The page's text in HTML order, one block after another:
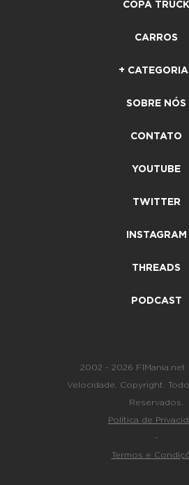
COPA TRUCK
CARROS
+
SOBRE NÓS
CONTATO
YOUTUBE
TWITTER
INSTAGRAM
THREADS
PODCAST
2002 - 2026 F1Mania.net
Velocidade. Copyright.
Reservados.
Política de
-
Termos e